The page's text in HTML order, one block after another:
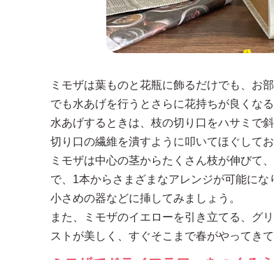
ミモザは葉ものと花瓶に飾るだけでも、お
でも水あげを行うとさらに花持ちが良くな
水あげするときは、枝の切り口をハサミで
切り口の繊維を潰すように叩いてほぐしてお
ミモザは中心の茎からたくさん枝が伸びて
で、1本からさまざまなアレンジが可能に
小さめの器などに挿してみましょう。
また、ミモザのイエローを引き立てる、グ
ストが美しく、すぐそこまで春がやってき